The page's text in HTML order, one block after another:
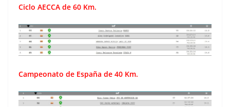
Ciclo AECCA de 60 Km.
Campeonato de España de 40 Km.